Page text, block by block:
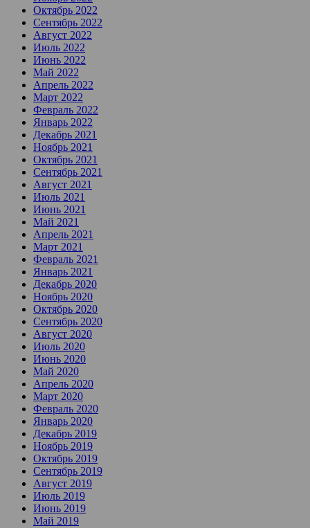
Октябрь 2022
Сентябрь 2022
Август 2022
Июль 2022
Июнь 2022
Май 2022
Апрель 2022
Март 2022
Февраль 2022
Январь 2022
Декабрь 2021
Ноябрь 2021
Октябрь 2021
Сентябрь 2021
Август 2021
Июль 2021
Июнь 2021
Май 2021
Апрель 2021
Март 2021
Февраль 2021
Январь 2021
Декабрь 2020
Ноябрь 2020
Октябрь 2020
Сентябрь 2020
Август 2020
Июль 2020
Июнь 2020
Май 2020
Апрель 2020
Март 2020
Февраль 2020
Январь 2020
Декабрь 2019
Ноябрь 2019
Октябрь 2019
Сентябрь 2019
Август 2019
Июль 2019
Июнь 2019
Май 2019